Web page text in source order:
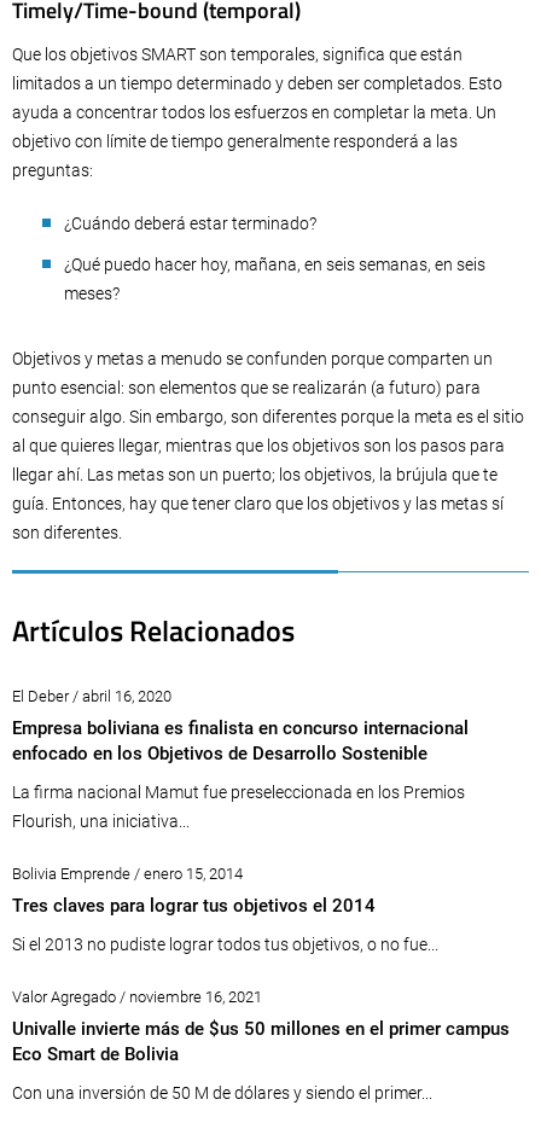
Timely/Time-bound (temporal)
Que los objetivos SMART son temporales, significa que están
limitados a un tiempo determinado y deben ser completados. Esto
ayuda a concentrar todos los esfuerzos en completar la meta. Un
objetivo con límite de tiempo generalmente responderá a las
preguntas:
¿Cuándo deberá estar terminado?
¿Qué puedo hacer hoy, mañana, en seis semanas, en seis
meses?
Objetivos y metas a menudo se confunden porque comparten un
punto esencial: son elementos que se realizarán (a futuro) para
conseguir algo. Sin embargo, son diferentes porque la meta es el sitio
al que quieres llegar, mientras que los objetivos son los pasos para
llegar ahí. Las metas son un puerto; los objetivos, la brújula que te
guía. Entonces, hay que tener claro que los objetivos y las metas sí
son diferentes.
Artículos Relacionados
El Deber / abril 16, 2020
Empresa boliviana es finalista en concurso internacional
enfocado en los Objetivos de Desarrollo Sostenible
La firma nacional Mamut fue preseleccionada en los Premios
Flourish, una iniciativa...
Bolivia Emprende / enero 15, 2014
Tres claves para lograr tus objetivos el 2014
Si el 2013 no pudiste lograr todos tus objetivos, o no fue...
Valor Agregado / noviembre 16, 2021
Univalle invierte más de $us 50 millones en el primer campus
Eco Smart de Bolivia
Con una inversión de 50 M de dólares y siendo el primer...